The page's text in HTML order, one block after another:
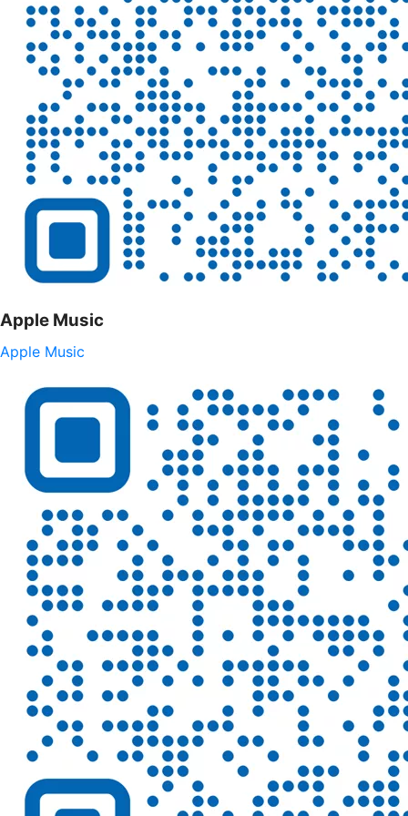
Apple Music
Apple Music